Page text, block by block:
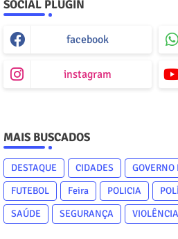
SOCIAL PLUGIN
facebook
instagram
MAIS BUSCADOS
DESTAQUE CIDADES GOVERNO
FUTEBOL
Feira POLICIA
SAÚDE
SEGURANÇA VIOLÊNCIA